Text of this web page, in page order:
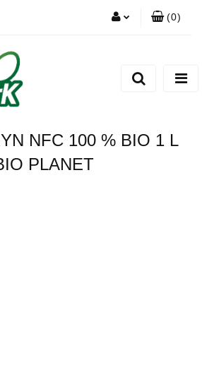
(0)
NFC 100 % BIO 1 L
PLANET